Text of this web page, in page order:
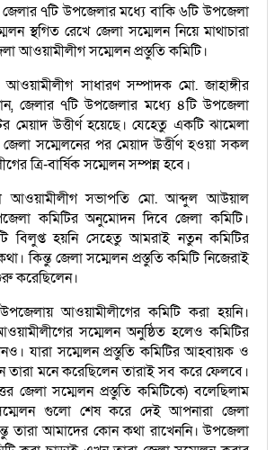
জেলার ৭টি উপজেলার মধ্যে বাকি ৬টি উপজেলা
স্থগিত রেখে জেলা সম্মেলন নিয়ে মাথাচারা
আওয়ামীলীগ সম্মেলন প্রস্তুতি কমিটি।
আওয়ামীলীগ সাধারণ সম্পাদক মো. জাহাঙ্গীর
জেলার ৭টি উপজেলার মধ্যে ৪টি উপজেলা
মেয়াদ উত্তীর্ণ হয়েছে। যেহেতু একটি ঝামেলা
জেলা সম্মেলনের পর মেয়াদ উর্ত্তীণ হওয়া সকল
ত্রি-বার্ষিক সম্মেলন সম্পন্ন হবে।
আওয়ামীলীগ সভাপতি মো. আব্দুল আউয়াল
কমিটির অনুমোদন দিবে জেলা কমিটি।
বিলুপ্ত হয়নি সেহেতু আমরাই নতুন কমিটির
কিন্তু জেলা সম্মেলন প্রস্তুতি কমিটি নিজেরাই
করেছিলেন।
আওয়ামীলীগের কমিটি করা হয়নি।
সম্মেলন অনুষ্ঠিত হলেও কমিটির
যারা সম্মেলন প্রস্তুতি কমিটির আহবায়ক ও
তারা মনে করেছিলেন তারাই সব করে ফেলবে।
জেলা সম্মেলন প্রস্তুতি কমিটিকে) বলেছিলাম
গুলো শেষ করে দেই আপনারা জেলা
তারা আমাদের কোন কথা রাখেননি। উপজেলা